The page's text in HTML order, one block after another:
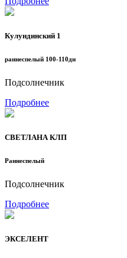
Кулундинский 1
раннеспелый 100-110дн
Подсолнечник
Подробнее
СВЕТЛАНА КЛП
Раннеспелый
Подсолнечник
Подробнее
ЭКСЕЛЕНТ